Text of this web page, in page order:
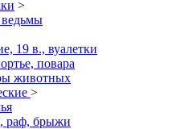
>
19 в., вуалетки
повара
животных
>
раф, брыжи